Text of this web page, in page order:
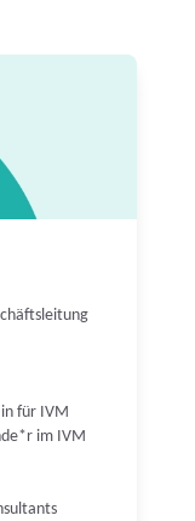
für IVM
im IVM